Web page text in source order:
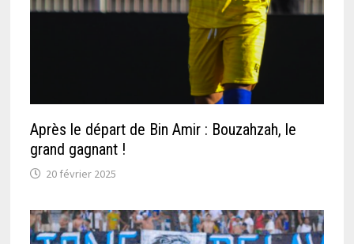
Après le départ de Bin Amir : Bouzahzah, le
grand gagnant !
20 février 2025